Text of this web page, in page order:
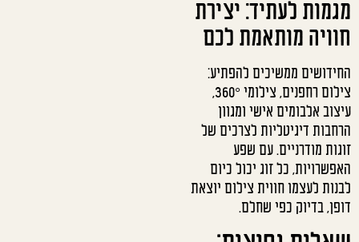
מגמות לעתיד: יצירת
חוויה מותאמת לכם
החידושים ממשיכים להפתיע:
צילום רחפנים, צילומי 360°,
עיצוב אלבומים אישי ומגוון
הרחבות דיגיטליות לצרכים של
זוגות מודרניים. עם שפע
האפשרויות, כל זוג יכול כיום
לבנות לעצמו חווית צילום יוצאת
דופן, בדיוק כפי שחלם.